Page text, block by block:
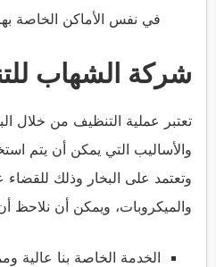
في نفس الأماكن الخاصة
شركة الشهاب
تعتبر عملية التنظيف من خلال
والأساليب التي يمكن أن يتم
وتعتمد على البخار وذلك للقضاء
والميكروبات، ويمكن أن نلاحظ
الخدمة الخاصة بنا